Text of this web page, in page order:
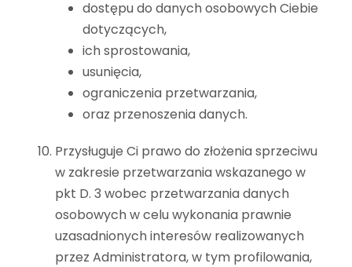
dostępu do danych osobowych Ciebie
dotyczących,
ich sprostowania,
usunięcia,
ograniczenia przetwarzania,
oraz przenoszenia danych.
Przysługuje Ci prawo do złożenia sprzeciwu
w zakresie przetwarzania wskazanego w
pkt D. 3 wobec przetwarzania danych
osobowych w celu wykonania prawnie
uzasadnionych interesów realizowanych
przez Administratora, w tym profilowania,